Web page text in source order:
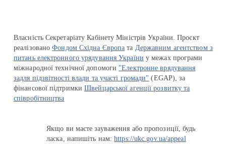
Власність Секретаріату Кабінету Міністрів України. Проєкт
реалізованоФондом Східна Європа та Державним агентством з
питань електронного урядування України у межах програми
міжнародної технічної допомоги "Електронне врядування
задля підзвітності влади та участі громади" (EGAP), за
фінансової підтримкиШвейцарської агенції розвитку та
співробітництва
Якщо ви маєте зауваження або пропозиції, будь
ласка, напишіть нам:https://ukc.gov.ua/appeal